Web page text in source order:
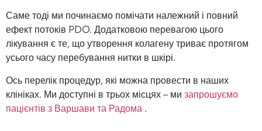
Саме тоді ми починаємо помічати належний і повний
ефект потоків PDO. Додатковою перевагою цього
лікування є те, що утворення колагену триває протягом
усього часу перебування нитки в шкірі.
Ось перелік процедур, які можна провести в наших
клініках. Ми доступні в трьох місцях – ми запрошуємо
пацієнтів з Варшави та Радома .